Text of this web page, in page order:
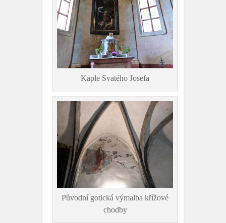
Kaple Svatého Josefa
Původní gotická výmalba křížové
chodby